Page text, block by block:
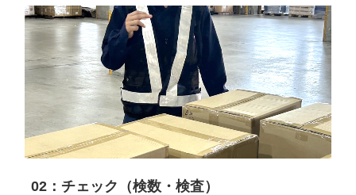
02：チェック（検数・検査）